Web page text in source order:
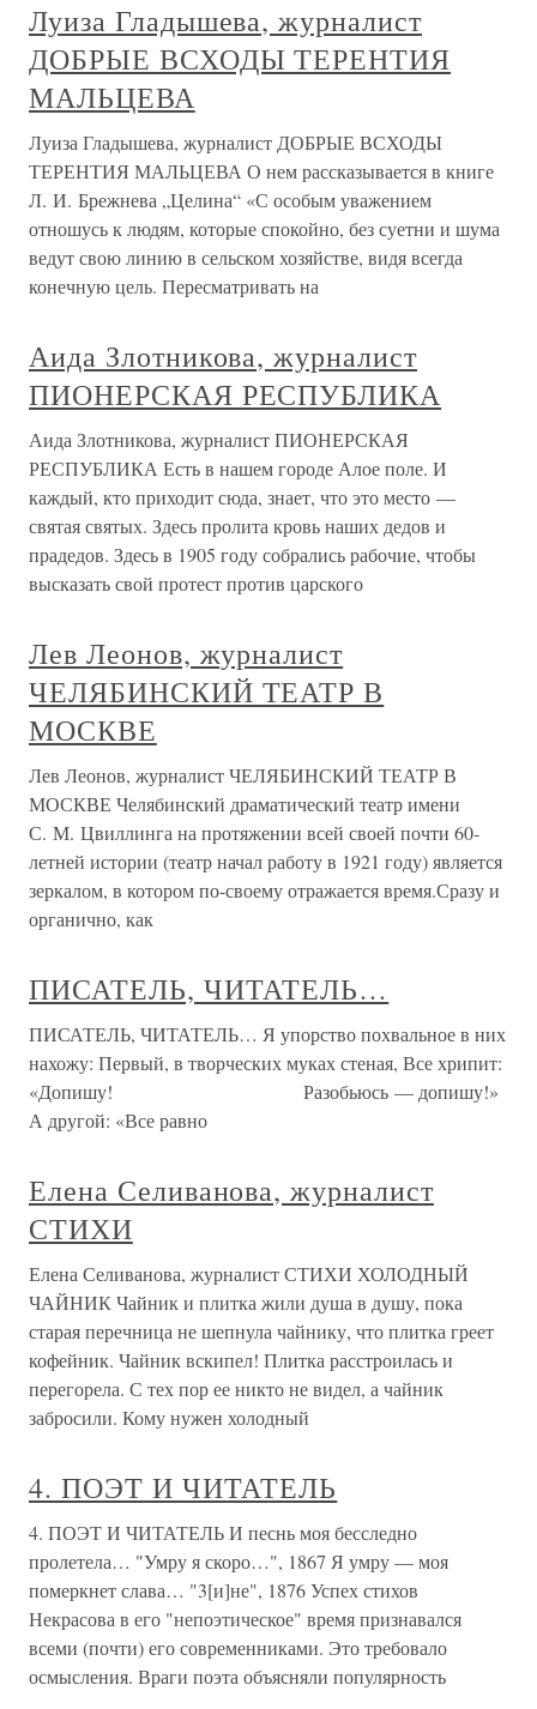
Луиза Гладышева, журналист
ДОБРЫЕ ВСХОДЫ ТЕРЕНТИЯ
МАЛЬЦЕВА
Луиза Гладышева, журналист ДОБРЫЕ ВСХОДЫ
ТЕРЕНТИЯ МАЛЬЦЕВА О нем рассказывается в книге
Л. И. Брежнева „Целина“ «С особым уважением
отношусь к людям, которые спокойно, без суетни и шума
ведут свою линию в сельском хозяйстве, видя всегда
конечную цель. Пересматривать на
Аида Злотникова, журналист
ПИОНЕРСКАЯ РЕСПУБЛИКА
Аида Злотникова, журналист ПИОНЕРСКАЯ
РЕСПУБЛИКА Есть в нашем городе Алое поле. И
каждый, кто приходит сюда, знает, что это место —
святая святых. Здесь пролита кровь наших дедов и
прадедов. Здесь в 1905 году собрались рабочие, чтобы
высказать свой протест против царского
Лев Леонов, журналист
ЧЕЛЯБИНСКИЙ ТЕАТР В
МОСКВЕ
Лев Леонов, журналист ЧЕЛЯБИНСКИЙ ТЕАТР В
МОСКВЕ Челябинский драматический театр имени
С. М. Цвиллинга на протяжении всей своей почти 60-
летней истории (театр начал работу в 1921 году) является
зеркалом, в котором по-своему отражается время.Сразу и
органично, как
ПИСАТЕЛЬ, ЧИТАТЕЛЬ…
ПИСАТЕЛЬ, ЧИТАТЕЛЬ… Я упорство похвальное в них
нахожу: Первый, в творческих муках стеная, Все хрипит:
«Допишу! Разобьюсь — допишу!»
А другой: «Все равно
Елена Селиванова, журналист
СТИХИ
Елена Селиванова, журналист СТИХИ ХОЛОДНЫЙ
ЧАЙНИК Чайник и плитка жили душа в душу, пока
старая перечница не шепнула чайнику, что плитка греет
кофейник. Чайник вскипел! Плитка расстроилась и
перегорела. С тех пор ее никто не видел, а чайник
забросили. Кому нужен холодный
4. ПОЭТ И ЧИТАТЕЛЬ
4. ПОЭТ И ЧИТАТЕЛЬ И песнь моя бесследно
пролетела… "Умру я скоро…", 1867 Я умру — моя
померкнет слава… "3[и]не", 1876 Успех стихов
Некрасова в его "непоэтическое" время признавался
всеми (почти) его современниками. Это требовало
осмысления. Враги поэта объясняли популярность